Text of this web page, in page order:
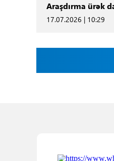
Araşdırma ürək
17.07.2026 | 10:29